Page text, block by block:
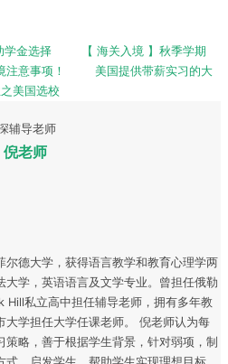
学金选择
【 海关入境 】秋季学期
意事项！
美国提供带薪实习的大
美国选校
倪老师
尔德大学，获得语言教学和教育心理学两
学，英语语言及文学专业。曾担任俄勒
Hill私立高中担任辅导老师，拥有多年教
大学担任大学任课老师。 倪老师认为每
略，善于根据学生背景，针对弱项，制